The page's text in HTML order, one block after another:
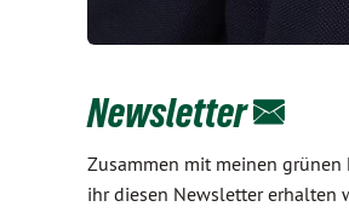
Newsletter
Zusammen mit meinen
ihr diesen Newsletter erhalten